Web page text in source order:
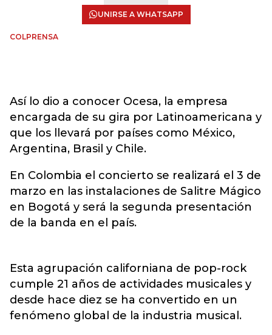
UNIRSE A WHATSAPP
COLPRENSA
Así lo dio a conocer Ocesa, la empresa
encargada de su gira por Latinoamericana y
que los llevará por países como México,
Argentina, Brasil y Chile.
En Colombia el concierto se realizará el 3 de
marzo en las instalaciones de Salitre Mágico
en Bogotá y será la segunda presentación
de la banda en el país.
Esta agrupación californiana de pop-rock
cumple 21 años de actividades musicales y
desde hace diez se ha convertido en un
fenómeno global de la industria musical.